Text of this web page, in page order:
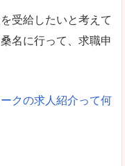
受給したいと考えて
名に行って、求職申
クの求人紹介って何